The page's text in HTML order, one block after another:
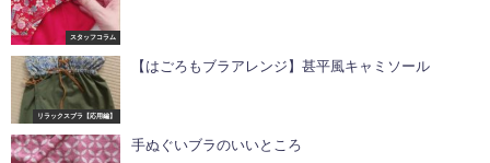
スタッフコラム
リラックスブラ【応用編】
【はごろもブラアレンジ】甚平風キャミソール
手ぬぐいブラのいいところ